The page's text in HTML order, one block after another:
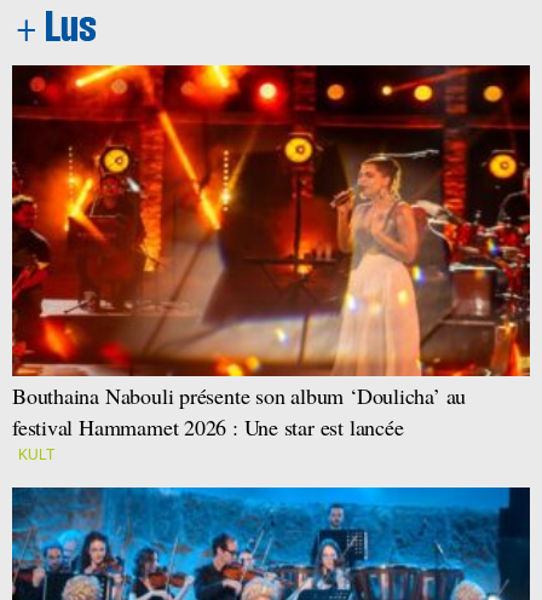
Bouthaina Nabouli présente son album ‘Doulicha’ au
festival Hammamet 2026 : Une star est lancée
KULT